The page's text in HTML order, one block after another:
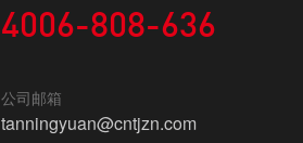
4006-808-636
公司邮箱
tanningyuan@cntjzn.com